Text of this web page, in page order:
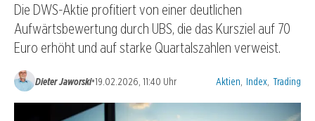
Die DWS-Aktie profitiert von einer deutlichen
Aufwärtsbewertung durch UBS, die das Kursziel auf 70
Euro erhöht und auf starke Quartalszahlen verweist.
Dieter Jaworski•19.02.2026, 11:40 Uhr Kategorien:
Aktien Index Trading